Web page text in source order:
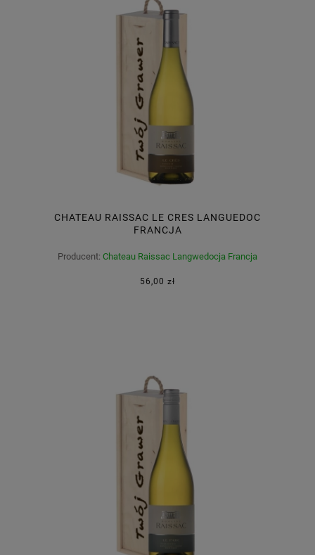
CHATEAU RAISSAC LE CRES LANGUEDOC
FRANCJA
Producent: Chateau Raissac Langwedocja Francja
56,00 zł